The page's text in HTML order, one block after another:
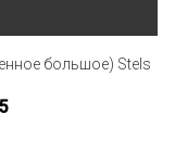
большое) Stels